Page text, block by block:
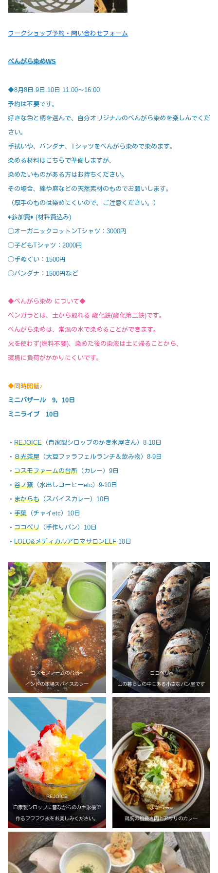
ワークショップ予約・問い合わせフォーム
べんがら染めWS
◆8月8日.9日.10日 11:00〜16:00
予約は不要です。
好きな色と柄を選んで、自分オリジナルのべんがら染めを楽しんでくだ
さい。
手拭いや、バンダナ、Tシャツをべんがら染めで染めます。
染める材料はこちらで準備しますが、
染めたいものがある方はお持ちください。
その場合、綿や麻などの天然素材のものでお願いします。
（厚手のものは染めにくいので、ご注意ください。）
♦︎参加費♦︎ (材料費込み)
◯オーガニックコットンTシャツ：3000円
◯子どもTシャツ：2000円
◯手ぬぐい：1500円
◯バンダナ：1500円など
◆べんがら染め について◆
ベンガラとは、土から取れる 酸化鉄(酸化第二鉄)です。
べんがら染めは、常温の水で染めることができます。
火を使わず(燃料不要)、染めた後の染液は土に帰ることから、
環境に負荷がかかりにくいです。
◆同時開催♪
ミニバザール 9，10日
ミニライブ 10日
・ REJOICE （自家製シロップのかき氷屋さん）8-10日
・ ８光茶屋 （大豆ファラフェルランチ＆飲み物）8-9日
・ コスモファームの台所 （カレー）9日
・ 谷ノ窯 （水出しコーヒーetc）9-10日
・ まからも （スパイスカレー）10日
・ 手葉 （チャイetc）10日
・ ココペリ （手作りパン）10日
・ LOLO&メディカルアロマサロンELF 10日
コスモファームの台所∞
インドの本場スパイスカレー
ココペリ∞
山の暮らしの中にある小さなパン屋です
REJOICE
自家製シロップに昔ながらのカキ氷機で
作るフワフワ氷をお楽しみください。
まからも∞
鶏胸の粗挽き肉とアサリのカレー